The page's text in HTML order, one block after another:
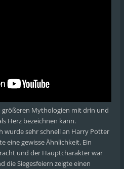
größeren Mythologien mit drin und
Herz bezeichnen kann.
wurde sehr schnell an Harry Potter
eine gewisse Ähnlichkeit. Ein
und der Hauptcharakter war
die Siegesfeiern zeigte einen